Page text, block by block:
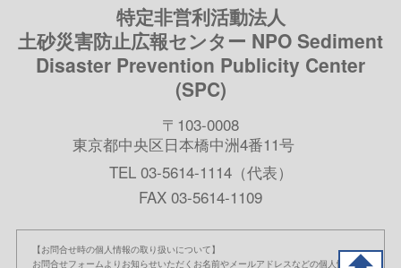
特定非営利活動法人
土砂災害防止広報センター NPO Sediment
Disaster Prevention Publicity Center
(SPC)
〒103-0008
東京都中央区日本橋中洲4番11号
TEL 03-5614-1114（代表）
FAX 03-5614-1109
【お問合せ時の個人情報の取り扱いについて】
お問合せフォームよりお知らせいただくお名前やメールアドレスなどの個人情報